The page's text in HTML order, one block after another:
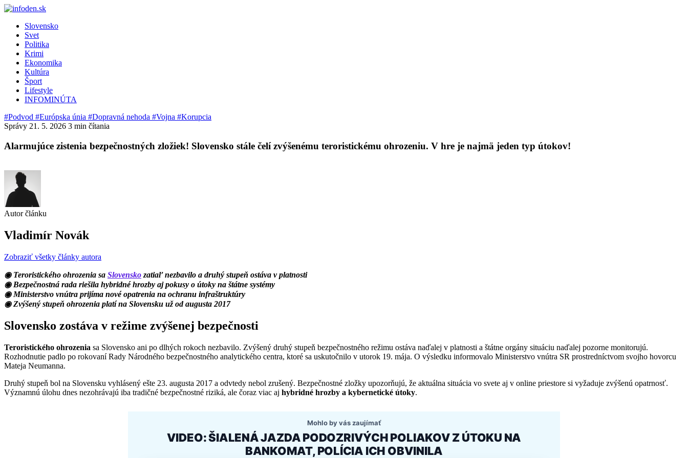
Slovensko
Svet
Politika
Krimi
Ekonomika
Kultúra
Šport
Lifestyle
INFOMINÚTA
#Podvod #Európska únia #Dopravná nehoda #Vojna #Korupcia
Správy 21. 5. 2026 3 min čítania
Alarmujúce zistenia bezpečnostných zložiek! Slovensko stále čelí zvýšenému teroristickému ohrozeniu. V hre je najmä jeden typ útokov!
Autor článku
Vladimír Novák
Zobraziť všetky články autora
◉ Teroristického ohrozenia sa Slovensko zatiaľ nezbavilo a druhý stupeň ostáva v platnosti
◉ Bezpečnostná rada riešila hybridné hrozby aj pokusy o útoky na štátne systémy
◉ Ministerstvo vnútra prijíma nové opatrenia na ochranu infraštruktúry
◉ Zvýšený stupeň ohrozenia platí na Slovensku už od augusta 2017
Slovensko zostáva v režime zvýšenej bezpečnosti
Teroristického ohrozenia sa Slovensko ani po dlhých rokoch nezbavilo. Zvýšený druhý stupeň bezpečnostného režimu ostáva naďalej v platnosti a štátne orgány situáciu naďalej pozorne monitorujú.
Rozhodnutie padlo po rokovaní Rady Národného bezpečnostného analytického centra, ktoré sa uskutočnilo v utorok 19. mája. O výsledku informovalo Ministerstvo vnútra SR prostredníctvom svojho hovorcu
Mateja Neumanna.
Druhý stupeň bol na Slovensku vyhlásený ešte 23. augusta 2017 a odvtedy nebol zrušený. Bezpečnostné zložky upozorňujú, že aktuálna situácia vo svete aj v online priestore si vyžaduje zvýšenú opatrnosť.
Významnú úlohu dnes nezohrávajú iba tradičné bezpečnostné riziká, ale čoraz viac aj hybridné hrozby a kybernetické útoky.
Mohlo by vás zaujímať
VIDEO: ŠIALENÁ JAZDA PODOZRIVÝCH POLIAKOV Z ÚTOKU NA
BANKOMAT, POLÍCIA ICH OBVINILA